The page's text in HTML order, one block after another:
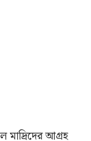
মাদ্রিদের আগ্রহ